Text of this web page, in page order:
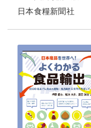
日本食糧新聞社